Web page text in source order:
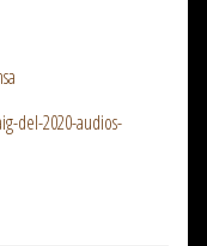
del-2020-audios-